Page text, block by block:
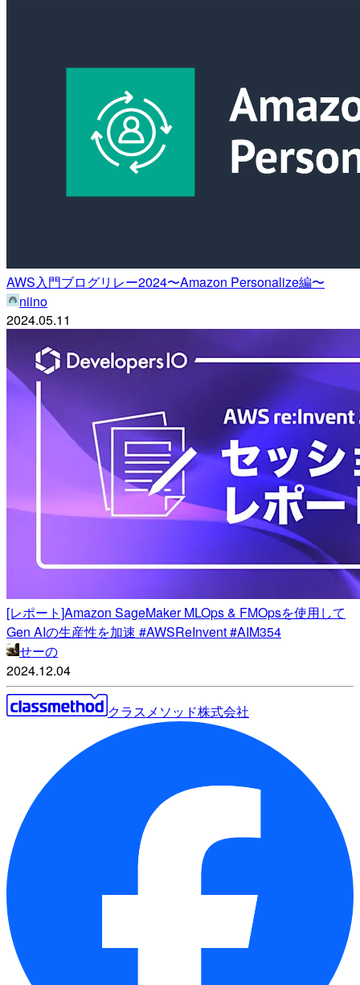
AWS入門ブログリレー2024〜Amazon Personalize編〜
niino
2024.05.11
[レポート]Amazon SageMaker MLOps & FMOpsを使用して
Gen AIの生産性を加速 #AWSReInvent #AIM354
せーの
2024.12.04
クラスメソッド株式会社